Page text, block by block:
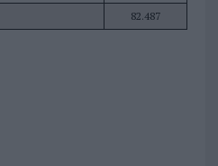
82.487